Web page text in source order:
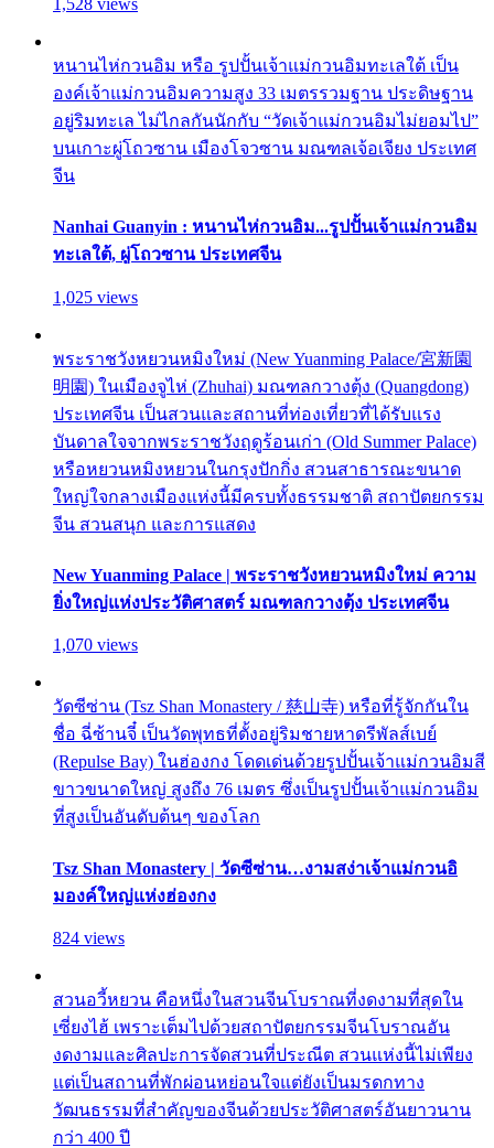
1,528 views
หนานไห่กวนอิม หรือ รูปปั้นเจ้าแม่กวนอิมทะเลใต้ เป็น
องค์เจ้าแม่กวนอิมความสูง 33 เมตรรวมฐาน ประดิษฐาน
อยู่ริมทะเล ไม่ไกลกันนักกับ “วัดเจ้าแม่กวนอิมไม่ยอมไป”
บนเกาะผู่โถวซาน เมืองโจวซาน มณฑลเจ้อเจียง ประเทศ
จีน
Nanhai Guanyin : หนานไห่กวนอิม...รูปปั้นเจ้าแม่กวนอิม
ทะเลใต้, ผู่โถวซาน ประเทศจีน
1,025 views
พระราชวังหยวนหมิงใหม่ (New Yuanming Palace/宮新園
明園) ในเมืองจูไห่ (Zhuhai) มณฑลกวางตุ้ง (Quangdong)
ประเทศจีน เป็นสวนและสถานที่ท่องเที่ยวที่ได้รับแรง
บันดาลใจจากพระราชวังฤดูร้อนเก่า (Old Summer Palace)
หรือหยวนหมิงหยวนในกรุงปักกิ่ง สวนสาธารณะขนาด
ใหญ่ใจกลางเมืองแห่งนี้มีครบทั้งธรรมชาติ สถาปัตยกรรม
จีน สวนสนุก และการแสดง
New Yuanming Palace | พระราชวังหยวนหมิงใหม่ ความ
ยิ่งใหญ่แห่งประวัติศาสตร์ มณฑลกวางตุ้ง ประเทศจีน
1,070 views
วัดซีซ่าน (Tsz Shan Monastery / 慈山寺) หรือที่รู้จักกันใน
ชื่อ ฉี่ซ้านจี๋ เป็นวัดพุทธที่ตั้งอยู่ริมชายหาดรีพัลส์เบย์
(Repulse Bay) ในฮ่องกง โดดเด่นด้วยรูปปั้นเจ้าแม่กวนอิมสี
ขาวขนาดใหญ่ สูงถึง 76 เมตร ซึ่งเป็นรูปปั้นเจ้าแม่กวนอิม
ที่สูงเป็นอันดับต้นๆ ของโลก
Tsz Shan Monastery | วัดซีซ่าน…งามสง่าเจ้าแม่กวนอิ
มองค์ใหญ่แห่งฮ่องกง
824 views
สวนอวี้หยวน คือหนึ่งในสวนจีนโบราณที่งดงามที่สุดใน
เซี่ยงไฮ้ เพราะเต็มไปด้วยสถาปัตยกรรมจีนโบราณอัน
งดงามและศิลปะการจัดสวนที่ประณีต สวนแห่งนี้ไม่เพียง
แต่เป็นสถานที่พักผ่อนหย่อนใจแต่ยังเป็นมรดกทาง
วัฒนธรรมที่สำคัญของจีนด้วยประวัติศาสตร์อันยาวนาน
กว่า 400 ปี